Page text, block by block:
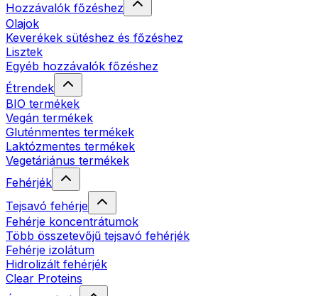
Hozzávalók főzéshez
Olajok
Keverékek sütéshez és főzéshez
Lisztek
Egyéb hozzávalók főzéshez
Étrendek
BIO termékek
Vegán termékek
Gluténmentes termékek
Laktózmentes termékek
Vegetáriánus termékek
Fehérjék
Tejsavó fehérje
Fehérje koncentrátumok
Több összetevőjű tejsavó fehérjék
Fehérje izolátum
Hidrolizált fehérjék
Clear Proteins